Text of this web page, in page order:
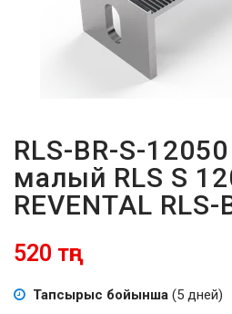
RLS-BR-S-
малый RLS S
REVENTAL
520 тңг
Тапсырыс бойынша (5 дней)